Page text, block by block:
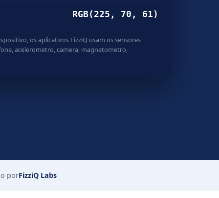
RGB(233, 74, 57)
os aplicativos FizziQ usam os sensores
acelerometro, camera, magnetometro,
porFizziQ Labs